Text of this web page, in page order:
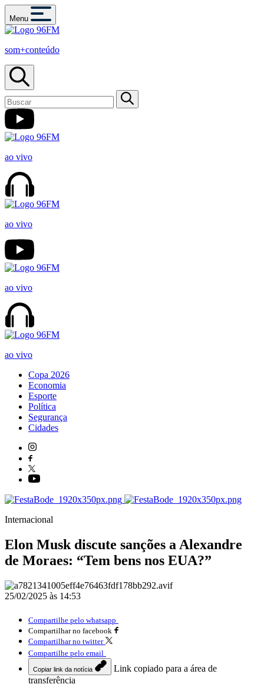
Menu
som+conteúdo
ao vivo
ao vivo
ao vivo
ao vivo
Copa 2026
Economia
Esporte
Política
Segurança
Cidades
Internacional
Elon Musk discute sanções a Alexandre
de Moraes: “Tem bens nos EUA?”
25/02/2025 às 14:53
Compartilhe pelo whatsapp
Compartilhar no facebook
Compartilhar no twitter
Compartilhe pelo email
Copiar link da notícia
Link copiado para a área de
transferência